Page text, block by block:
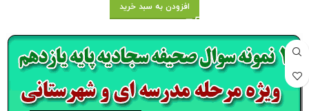
افزودن به سبد خرید